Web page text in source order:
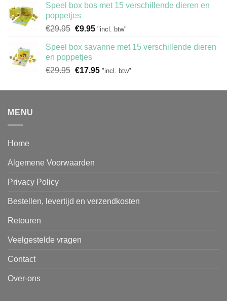
€8.99.€6.99.
Speel box bos met 15 verschillende dieren en
poppetjes
€29.95 Oorspronkelijke
was:
€29.95.
€9.95Huidige
is:
"incl. btw"
Speel box savanne met 15 verschillende dieren
en poppetjes
€29.95 Oorspronkelijke
was:
€17.95Huidige
is:
"incl. btw"
MENU
Home
Algemene Voorwaarden
Privacy Policy
Bestellen, levertijd en verzendkosten
Retouren
Veelgestelde vragen
Contact
Over-ons